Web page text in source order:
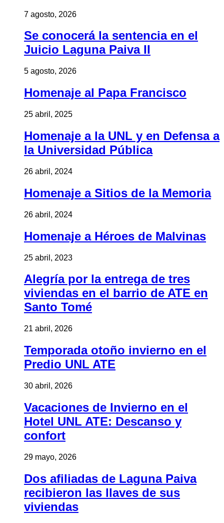
7 agosto, 2026
Se conocerá la sentencia en el
Juicio Laguna Paiva II
5 agosto, 2026
Homenaje al Papa Francisco
25 abril, 2025
Homenaje a la UNL y en Defensa a
la Universidad Pública
26 abril, 2024
Homenaje a Sitios de la Memoria
26 abril, 2024
Homenaje a Héroes de Malvinas
25 abril, 2023
Alegría por la entrega de tres
viviendas en el barrio de ATE en
Santo Tomé
21 abril, 2026
Temporada otoño invierno en el
Predio UNL ATE
30 abril, 2026
Vacaciones de Invierno en el
Hotel UNL ATE: Descanso y
confort
29 mayo, 2026
Dos afiliadas de Laguna Paiva
recibieron las llaves de sus
viviendas